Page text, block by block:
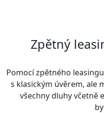
Zpětný
Pomocí zpětného
s klasickým úvěrem, ale
všechny dluhy včetně